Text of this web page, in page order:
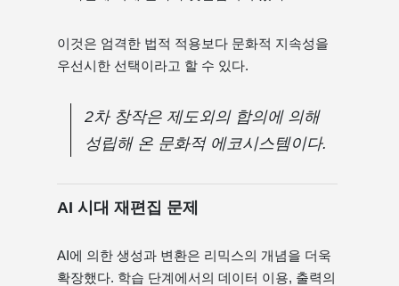
이것은 엄격한 법적 적용보다 문화적 지속성을
우선시한 선택이라고 할 수 있다.
2차 창작은 제도외의 합의에 의해
성립해 온 문화적 에코시스템이다.
AI 시대 재편집 문제
AI에 의한 생성과 변환은 리믹스의 개념을 더욱
확장했다. 학습 단계에서의 데이터 이용, 출력의